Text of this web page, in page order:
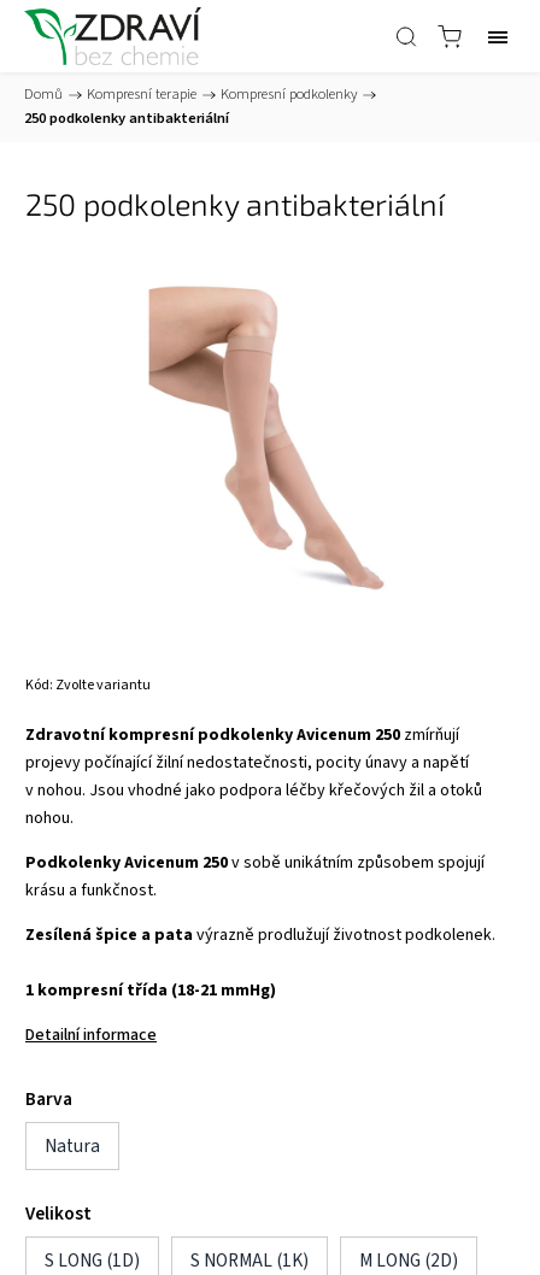
Domů / Kompresní terapie / Kompresní podkolenky /
250 podkolenky antibakteriální
250 podkolenky antibakteriální
Kód: Zvolte variantu
Zdravotní kompresní podkolenky Avicenum 250 zmírňují
projevy počínající žilní nedostatečnosti, pocity únavy a napětí
v nohou. Jsou vhodné jako podpora léčby křečových žil a otoků
nohou.
Podkolenky Avicenum 250v sobě unikátním způsobem spojují
krásu a funkčnost.
Zesílená špice a patavýrazně prodlužují životnost podkolenek.
1 kompresní třída (18-21 mmHg)
Detailní informace
Barva
Natura
Velikost
S LONG (1D)
S NORMAL (1K) M LONG (2D)